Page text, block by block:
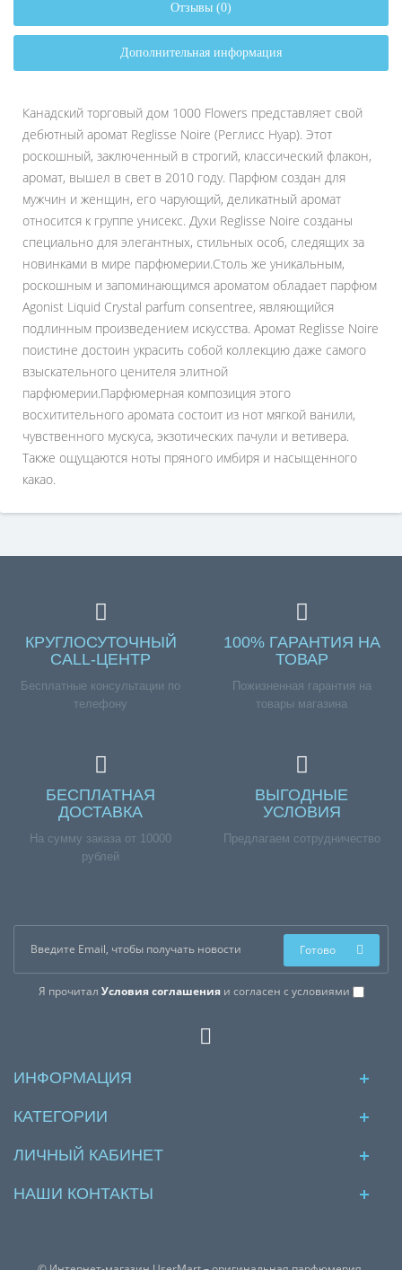
Отзывы (0)
Дополнительная информация
Канадский торговый дом 1000 Flowers представляет свой
дебютный аромат Reglisse Noire (Реглисс Нуар). Этот
роскошный, заключенный в строгий, классический флакон,
аромат, вышел в свет в 2010 году. Парфюм создан для
мужчин и женщин, его чарующий, деликатный аромат
относится к группе унисекс. Духи Reglisse Noire созданы
специально для элегантных, стильных особ, следящих за
новинками в мире парфюмерии.Столь же уникальным,
роскошным и запоминающимся ароматом обладает парфюм
Agonist Liquid Crystal parfum consentree, являющийся
подлинным произведением искусства. Аромат Reglisse Noire
поистине достоин украсить собой коллекцию даже самого
взыскательного ценителя элитной
парфюмерии.Парфюмерная композиция этого
восхитительного аромата состоит из нот мягкой ванили,
чувственного мускуса, экзотических пачули и ветивера.
Также ощущаются ноты пряного имбиря и насыщенного
какао.
КРУГЛОСУТОЧНЫЙ
CALL-ЦЕНТР
Бесплатные консультации по
телефону
100% ГАРАНТИЯ НА
ТОВАР
Пожизненная гарантия на
товары магазина
БЕСПЛАТНАЯ
ДОСТАВКА
На сумму заказа от 10000
рублей
ВЫГОДНЫЕ
УСЛОВИЯ
Предлагаем сотрудничество
Я прочитал Условия соглашенияи согласен с условиями
Готово
ИНФОРМАЦИЯ
КАТЕГОРИИ
ЛИЧНЫЙ КАБИНЕТ
НАШИ КОНТАКТЫ